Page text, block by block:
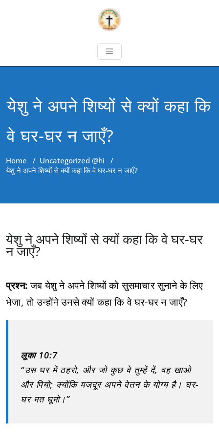
येशु ने अपने शिष्यों से क्यों कहा कि
वे घर-घर न जाएँ?
Home / Uncategorized @hi /
येशु ने अपने शिष्यों से क्यों कहा कि वे घर-घर न जाएँ?
येशु ने अपने शिष्यों से क्यों कहा कि वे घर-घर
न जाएँ?
प्रश्न:जब येशु ने अपने शिष्यों को सुसमाचार सुनाने के लिए
भेजा, तो उन्होंने उनसे क्यों कहा कि वे घर-घर न जाएँ?
लूका 10:7
“उस घर में ठहरो, और जो कुछ वे तुम्हें दें, वह खाओ
और पियो; क्योंकि मजदूर अपने वेतन के योग्य है। घर-
घर मत घूमो।”